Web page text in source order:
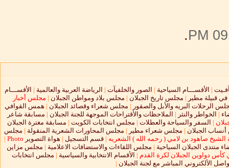
.
| الأقســـام السياحية | الصور والخلفيآت | الرياضة العربية والعالمية | الأقســـام
في قبيلة مطير | مجلس تاريخ الجبلان | مجلس بلاد ومواطن الجبلان | مجلس أخبار
الرحلات البريه والأبل والصقور | مجلس شعراء وقصائد الجبلان | همس القوافي
| الخواطر والنثر | الملاحظات والأقتراحات الموجهة للجنة الجبلان | مسابقة شاعر
| السفر والسياحة والعطلات | مجلس انتخابات الكويت | مسابقة مغترة الجبلان
الجبلان | مجلس شعراء مطير | مجلس المحاورات الشعرية المنقولة | مجلس
الشيخ صاهود بن لامي ( رحمه الله ) الشعريه | قسم التسجيل | هواة التصوير Photo
|
منتدى الجبلان السياحية | مجلس اللقاءات والاستضافات الاعلامية | مجلس مزاين
كأس دواوين الجبلان لكرة القدم | الأقسام الانتخابية والسياسية | مجلس انتخابات
الألكتروني المباشر مع لجنة الجبلان |